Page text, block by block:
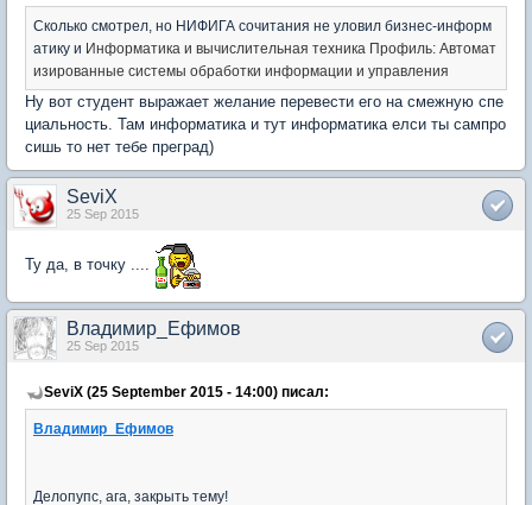
Сколько смотрел, но НИФИГА сочитания не уловил бизнес-информ
атику и Информатика и вычислительная техника Профиль: Автомат
изированные системы обработки информации и управления
Ну вот студент выражает желание перевести его на смежную спе
циальность. Там информатика и тут информатика елси ты сампро
сишь то нет тебе преград)
SeviX
25 Sep 2015
Ту да, в точку ....
Владимир_Ефимов
25 Sep 2015
SeviX (25 September 2015 - 14:00) писал:
Владимир_Ефимов
Делопупс, ага, закрыть тему!